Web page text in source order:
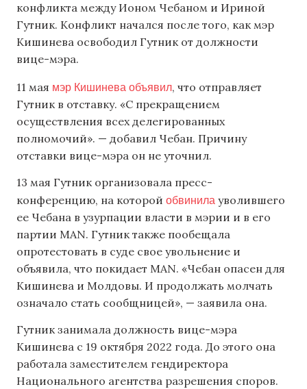
конфликта между Ионом Чебаном и Ириной
Гутник. Конфликт начался после того, как мэр
Кишинева освободил Гутник от должности
вице-мэра.
11 мая мэр Кишинева объявил, что отправляет
Гутник в отставку. «С прекращением
осуществления всех делегированных
полномочий». — добавил Чебан. Причину
отставки вице-мэра он не уточнил.
13 мая Гутник организовала пресс-
конференцию, на которой обвинила уволившего
ее Чебана в узурпации власти в мэрии и в его
партии MAN. Гутник также пообещала
опротестовать в суде свое увольнение и
объявила, что покидает MAN. «Чебан опасен для
Кишинева и Молдовы. И продолжать молчать
означало стать сообщницей», — заявила она.
Гутник занимала должность вице-мэра
Кишинева с 19 октября 2022 года. До этого она
работала заместителем гендиректора
Национального агентства разрешения споров.